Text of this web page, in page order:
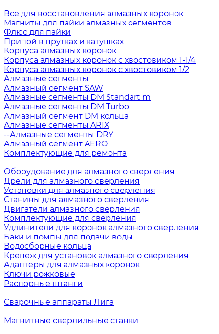
Все для восстановления алмазных коронок
Магниты для пайки алмазных сегментов
Флюс для пайки
Припой в прутках и катушках
Корпуса алмазных коронок
Корпуса алмазных коронок с хвостовиком 1-1/4
Корпуса алмазных коронок с хвостовиком 1/2
Алмазные сегменты
Алмазный сегмент SAW
Алмазные сегменты DM Standart m
Алмазные сегменты DM Turbo
Алмазный сегмент DM кольца
Алмазные сегменты ARIX
--Алмазные сегменты DRY
Алмазный сегмент AERO
Комплектующие для ремонта
Оборудование для алмазного сверления
Дрели для алмазного сверления
Установки для алмазного сверления
Станины для алмазного сверления
Двигатели алмазного сверления
Комплектующие для сверления
Удлинители для коронок алмазного сверления
Баки и помпы для подачи воды
Водосборные кольца
Крепеж для установок алмазного сверления
Адаптеры для алмазных коронок
Ключи рожковые
Распорные штанги
Сварочные аппараты Лига
Магнитные сверлильные станки